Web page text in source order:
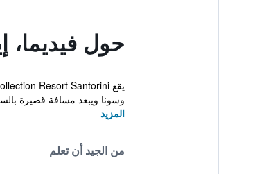
حول فيديما،
وسونا ويبعد مسافة قصيرة
المزيد
من الجيد أن تعلم